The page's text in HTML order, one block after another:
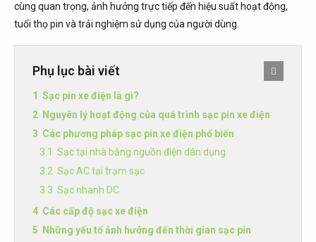
cùng quan trọng, ảnh hưởng trực tiếp đến hiệu suất hoạt động,
tuổi thọ pin và trải nghiệm sử dụng của người dùng.
Phụ lục bài viết
Sạc pin xe điện là gì?
Nguyên lý hoạt động của quá trình sạc pin xe điện
Các phương pháp sạc pin xe điện phổ biến
Sạc tại nhà bằng nguồn điện dân dụng
Sạc AC tại trạm sạc
Sạc nhanh DC
Các cấp độ sạc xe điện
Những yếu tố ảnh hưởng đến thời gian sạc pin